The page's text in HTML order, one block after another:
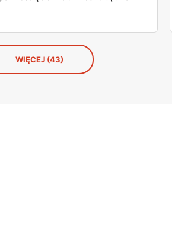
WIĘCEJ (43)